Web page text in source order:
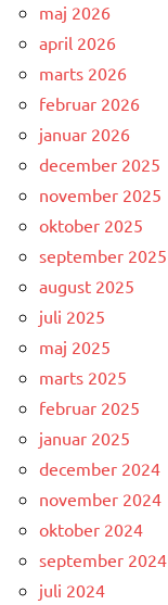
maj 2026
april 2026
marts 2026
februar 2026
januar 2026
december 2025
november 2025
oktober 2025
september 2025
august 2025
juli 2025
maj 2025
marts 2025
februar 2025
januar 2025
december 2024
november 2024
oktober 2024
september 2024
juli 2024